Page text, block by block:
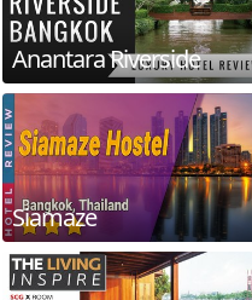
Anantara Riverside
Siamaze